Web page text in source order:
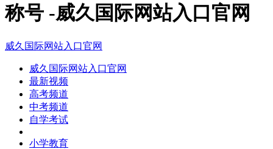
称号 -威久国际网站入口官网
威久国际网站入口官网
威久国际网站入口官网
最新视频
高考频道
中考频道
自学考试
小学教育